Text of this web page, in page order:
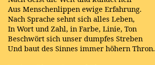
Aus Menschenlippen ewige Erfahrung.
Nach Sprache sehnt sich alles Leben,
In Wort und Zahl, in Farbe, Linie, Ton
Beschwört sich unser dumpfes Streben
Und baut des Sinnes immer höhern Thron.